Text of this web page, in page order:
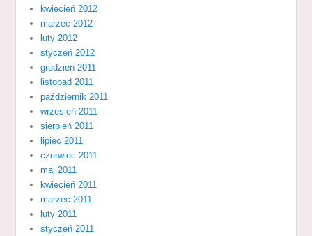
kwiecień 2012
marzec 2012
luty 2012
styczeń 2012
grudzień 2011
listopad 2011
październik 2011
wrzesień 2011
sierpień 2011
lipiec 2011
czerwiec 2011
maj 2011
kwiecień 2011
marzec 2011
luty 2011
styczeń 2011